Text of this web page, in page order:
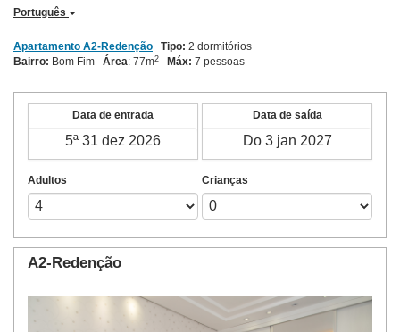
Português
Apartamento A2-Redenção Tipo: 2 dormitórios
Bairro: Bom Fim Área: 77m2 Máx: 7 pessoas
Data de entrada Data de saída
Adultos Crianças
A2-Redenção
Previous Next